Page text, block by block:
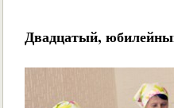
Двадцатый,